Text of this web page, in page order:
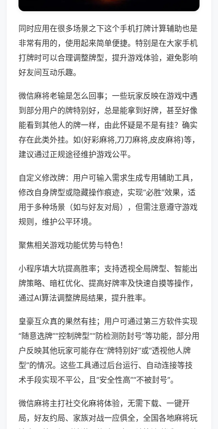
同时应用在很多场景之下这个手机打牌计算辅助也是
非常有用的，使用起来简单便捷。特别是在大家手机
打牌时可以合理调整牌型，提升游戏体验，避免影响
好友间互动乐趣。
微信麻将老输是怎么回事；一些玩家反映在游戏中遇
到部分用户的牌特别好，总是能拿到好牌，甚至好像
能看到其他人的牌一样，由此怀疑是不是有挂？确实
存在此类外挂。如(好彩麻将,刀刀麻将,皮皮麻将)等，
建议通过正规途径维护游戏公平。
自定义修改牌：用户可输入需求生成专用辅助工具，
修改自身牌型或隐藏操作痕迹，实现“必胜”效果，适
用于多种场景（如与好友对局），但需注意遵守游戏
规则，维护公平环境。
聚焦相关游戏功能优势与特色！
小程序填大坑提高胜率；支持透视全局牌型、智能出
牌策略、暗杠优化、提高好牌率及快速自摸等操作，
通过AI算法调整牌局结果，提升胜率。
皇豪互众真的果然有挂；用户可通过第三方软件实现
“随意选牌”“控制牌型”“防检测防封号”等功能，部分用
户反映其他玩家可能存在“牌特别好”或“透视他人牌
型”的情况。这些工具通过后台运行、自动连接等技
术手段实现不平公，且“安全性高”“不被封号”。
微信麻将主打社交化麻将体验，无需下载、一键开
局，好友约局、家族对战一应俱全，全国各地麻将玩